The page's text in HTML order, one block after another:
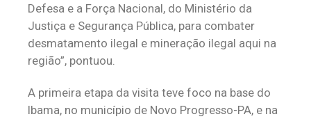
Defesa e a Força Nacional, do Ministério da
Justiça e Segurança Pública, para combater
desmatamento ilegal e mineração ilegal aqui na
região”, pontuou.
A primeira etapa da visita teve foco na base do
Ibama, no município de Novo Progresso-PA, e na